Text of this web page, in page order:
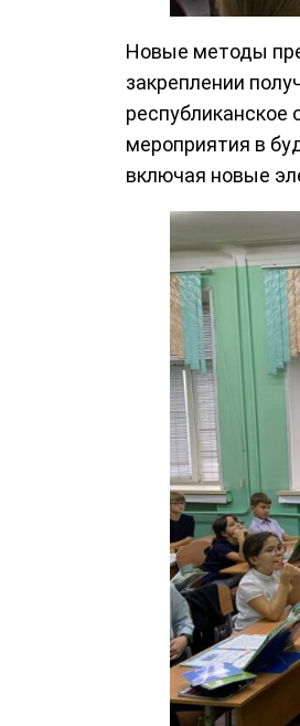
Новые методы
закреплении
мероприятия в
включая новые